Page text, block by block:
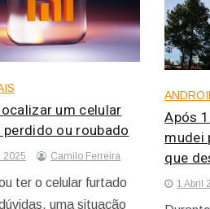
um celular
ou roubado
2025 Camilo Ferreira
ter o celular furtado
uma situação
Após
mudei
que
1 Abril